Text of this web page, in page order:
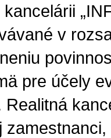
v
pre účely